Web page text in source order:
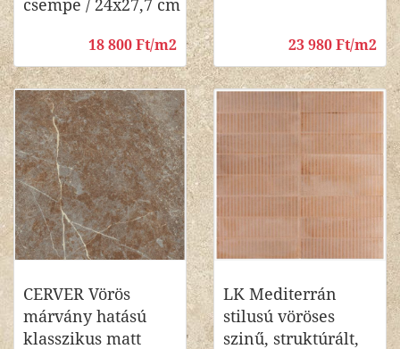
csempe / 24x27,7 cm
18 800 Ft/m2 23 980 Ft/m2
CERVER Vörös
márvány hatású
klasszikus matt
LK Mediterrán
stilusú vöröses
szinű, struktúrált,